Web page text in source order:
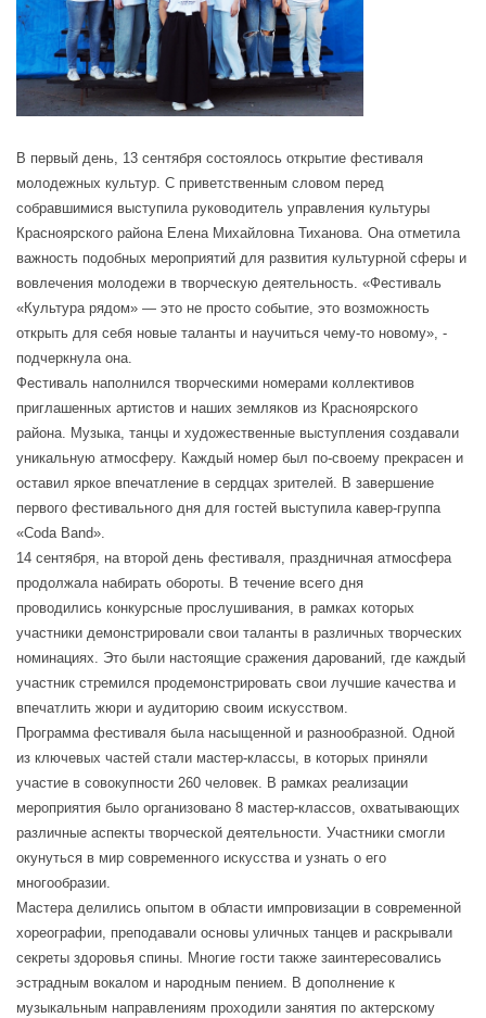
В первый день, 13 сентября состоялось открытие фестиваля
молодежных культур. С приветственным словом перед
собравшимися выступила руководитель управления культуры
Красноярского района Елена Михайловна Тиханова. Она отметила
важность подобных мероприятий для развития культурной сферы и
вовлечения молодежи в творческую деятельность. «Фестиваль
«Культура рядом» — это не просто событие, это возможность
открыть для себя новые таланты и научиться чему-то новому», -
подчеркнула она.
Фестиваль наполнился творческими номерами коллективов
приглашенных артистов и наших земляков из Красноярского
района. Музыка, танцы и художественные выступления создавали
уникальную атмосферу. Каждый номер был по-своему прекрасен и
оставил яркое впечатление в сердцах зрителей. В завершение
первого фестивального дня для гостей выступила кавер-группа
«Coda Band».
14 сентября, на второй день фестиваля, праздничная атмосфера
продолжала набирать обороты. В течение всего дня
проводились конкурсные прослушивания, в рамках которых
участники демонстрировали свои таланты в различных творческих
номинациях. Это были настоящие сражения дарований, где каждый
участник стремился продемонстрировать свои лучшие качества и
впечатлить жюри и аудиторию своим искусством.
Программа фестиваля была насыщенной и разнообразной. Одной
из ключевых частей стали мастер-классы, в которых приняли
участие в совокупности 260 человек. В рамках реализации
мероприятия было организовано 8 мастер-классов, охватывающих
различные аспекты творческой деятельности. Участники смогли
окунуться в мир современного искусства и узнать о его
многообразии.
Мастера делились опытом в области импровизации в современной
хореографии, преподавали основы уличных танцев и раскрывали
секреты здоровья спины. Многие гости также заинтересовались
эстрадным вокалом и народным пением. В дополнение к
музыкальным направлениям проходили занятия по актерскому